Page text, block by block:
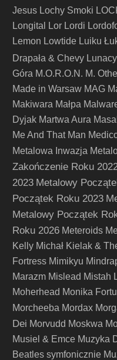
Jesus Lochy Smoki
Longital Lor Lordi
Lemon Lowtide Luiku
Drapała & Chevy Lunacy
Góra M.O.R.O.N. M.
Made in Warsaw MAG
Makiwara Małpa
Dyjak Martwa Aura
Me And That Man
Metalowa Inwazja
Zakończenie Roku
2023 Metalowy
Początek Roku 2023
Metalowy Początek
Roku 2026 Meteroids
Kelly Michał Kielak &
Fortress Mimikyu
Marazm Mislead Mistah
Moherhead Monika
Morcheeba Mordax
Dei Morvudd Moskwa
Musiel & Emce Muzyka
Beatles symfonicznie